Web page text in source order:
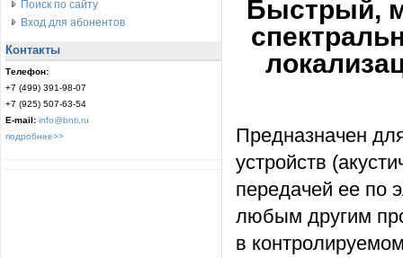
Поиск по сайту
Вход для абонентов
Контакты
Телефон:
+7 (499) 391-98-07
+7 (925) 507-63-54
E-mail: info@bnti.ru
подробнее>>
Быстрый,
Предназначен
устройств
передачей ее по
любым другим
в